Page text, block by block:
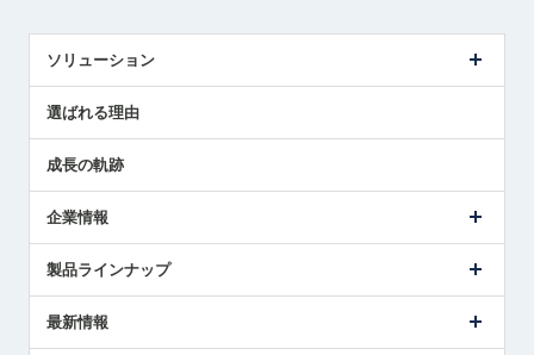
ソリューション
解決策提案
選ばれる理由
成長の軌跡
企業情報
ごあいさつ
受賞履歴
製品ラインナップ
ツールセッタ製品
最新情報